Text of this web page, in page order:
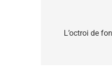
L’octroi de